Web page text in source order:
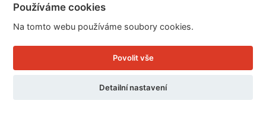
Používáme cookies
Na tomto webu používáme soubory cookies.
Povolit vše
Detailní nastavení